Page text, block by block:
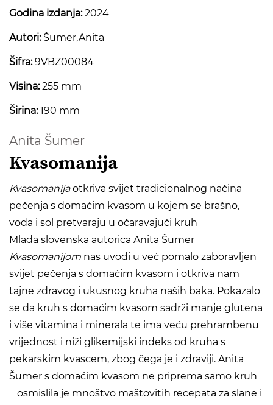
Godina izdanja:2024
Autori:Šumer,Anita
Šifra:9VBZ00084
Visina:255 mm
Širina:190 mm
Anita Šumer
Kvasomanija
Kvasomanijaotkriva svijet tradicionalnog načina
pečenja s domaćim kvasom u kojem se brašno,
voda i sol pretvaraju u očaravajući kruh
Mlada slovenska autorica Anita Šumer
Kvasomanijom nas uvodi u već pomalo zaboravljen
svijet pečenja s domaćim kvasom i otkriva nam
tajne zdravog i ukusnog kruha naših baka. Pokazalo
se da kruh s domaćim kvasom sadrži manje glutena
i više vitamina i minerala te ima veću prehrambenu
vrijednost i niži glikemijski indeks od kruha s
pekarskim kvascem, zbog čega je i zdraviji. Anita
Šumer s domaćim kvasom ne priprema samo kruh
− osmislila je mnoštvo maštovitih recepata za slane i